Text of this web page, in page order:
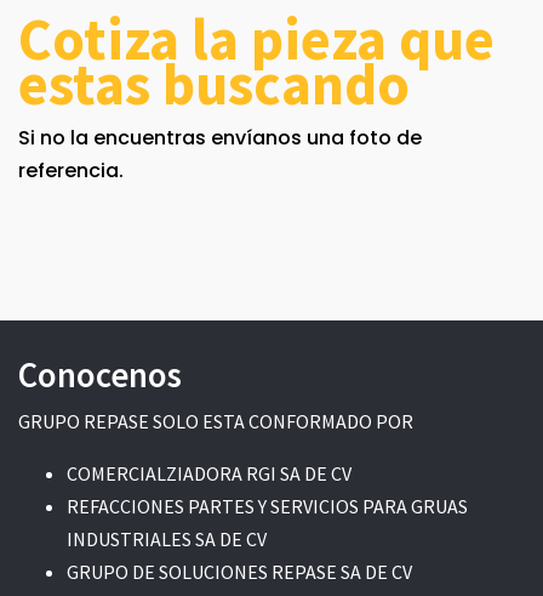
Cotiza la pieza que
estas buscando
Si no la encuentras envíanos una foto de
referencia.
Conocenos
GRUPO REPASE SOLO ESTA CONFORMADO POR
COMERCIALZIADORA RGI SA DE CV
REFACCIONES PARTES Y SERVICIOS PARA GRUAS
INDUSTRIALES SA DE CV
GRUPO DE SOLUCIONES REPASE SA DE CV